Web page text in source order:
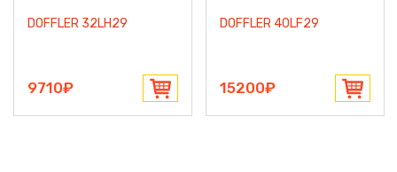
DOFFLER 32LH29
9710₽
DOFFLER 40LF29
15200₽